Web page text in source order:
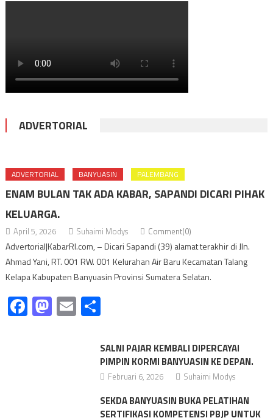
ADVERTORIAL
ADVERTORIAL BANYUASIN PALEMBANG
ENAM BULAN TAK ADA KABAR, SAPANDI DICARI PIHAK
KELUARGA.
April 5, 2026 Suhaimi Modys Comment(0)
Advertorial|KabarRI.com, – Dicari Sapandi (39) alamat terakhir di Jln.
Ahmad Yani, RT. 001 RW. 001 Kelurahan Air Baru Kecamatan Talang
Kelapa Kabupaten Banyuasin Provinsi Sumatera Selatan.
Facebook
Mastodon
EmailShare
SALNI PAJAR KEMBALI DIPERCAYAI
PIMPIN KORMI BANYUASIN KE DEPAN.
Februari 6, 2026 Suhaimi Modys
SEKDA BANYUASIN BUKA PELATIHAN
SERTIFIKASI KOMPETENSI PBJP UNTUK